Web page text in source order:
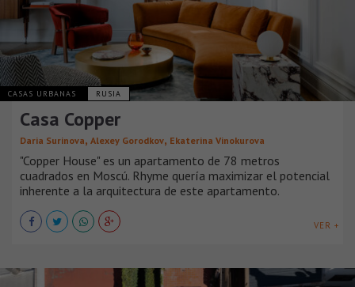
CASAS URBANAS RUSIA
Casa Copper
Daria Surinova, Alexey Gorodkov, Ekaterina Vinokurovа
"Copper House" es un apartamento de 78 metros
cuadrados en Moscú. Rhyme quería maximizar el potencial
inherente a la arquitectura de este apartamento.
VER +